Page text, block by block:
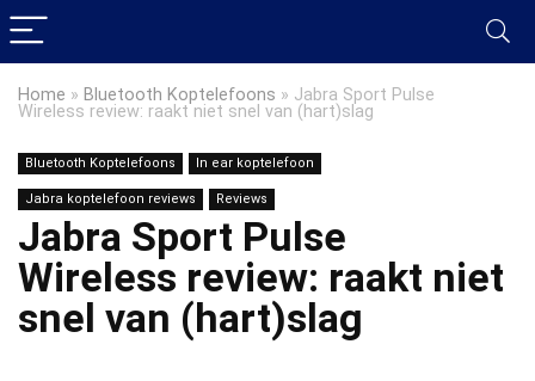
Home » Bluetooth Koptelefoons » Jabra Sport Pulse
Wireless review: raakt niet snel van (hart)slag
Bluetooth Koptelefoons In ear koptelefoon
Jabra koptelefoon reviews Reviews
Jabra Sport Pulse
Wireless review: raakt niet
snel van (hart)slag